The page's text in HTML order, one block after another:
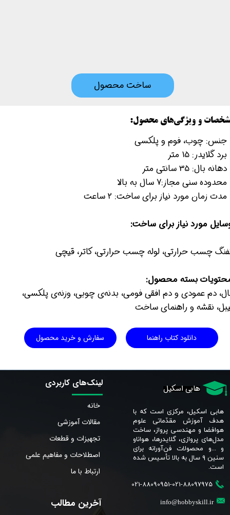
ساخت محصول
و ویژگی‌های محصول:
جنس: چوب، فوم و پلکسی
گلایدر: 15 متر
بال: 35 سانتی متر
سنی مجاز:7 سال به بالا
زمان مورد نیاز برای ساخت: 2 ساعت
مورد نیاز برای ساخت:
چسب حرارتی، لوله چسب حرارتی، کاتر، قیچی
بسته محصول:
دم عمودی و دم افقی فومی، بدنه‌ی چوبی، وزنه‌ی پلکسی،
نقشه و راهنمای ساخت
دانلود کتاب راهنما سفارش و خرید محصول
هابی اسکیل
هابی اسکیل، مرکزی است که با
هدف آموزش مقدّماتی علوم
هوافضا و مهندسی پرواز، ساخت
مدل‌های پروازی، گلایدرها، هواناو
و ...و محصولات فن‌آورانه برای
سنین ٩ سال به بالا تأسیس شده
است.​​​​​​​
021-88090951-021-88097975
info@hobbyskill.ir
لینک‌های کاربردی
خانه
مقالات آموزشی
تجهیزات و قطعات
اصطلاحات و مفاهیم علمی
ارتباط با ما
آخرین مطالب